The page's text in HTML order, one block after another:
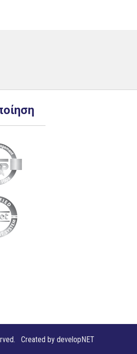
Created by developNET